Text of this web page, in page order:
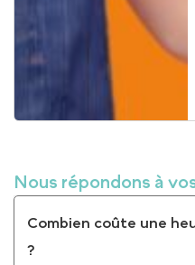
Nous répondons à
Combien coûte une
?